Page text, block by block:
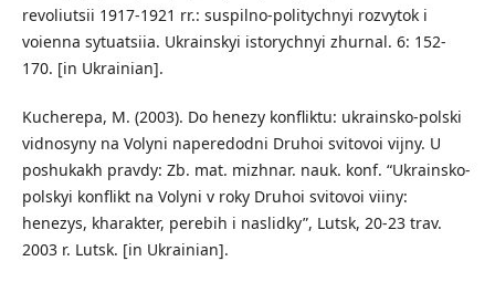
revoliutsii 1917-1921 rr.: suspilno-politychnyi rozvytok i
voienna sytuatsiia. Ukrainskyi istorychnyi zhurnal. 6: 152-
170. [in Ukrainian].
Kucherepa, M. (2003). Do henezy konfliktu: ukrainsko-polski
vidnosyny na Volyni naperedodni Druhoi svitovoi vijny. U
poshukakh pravdy: Zb. mat. mizhnar. nauk. konf. “Ukrainsko-
polskyi konflikt na Volyni v roky Druhoi svitovoi viiny:
henezys, kharakter, perebih i naslidky”, Lutsk, 20-23 trav.
2003 r. Lutsk. [in Ukrainian].